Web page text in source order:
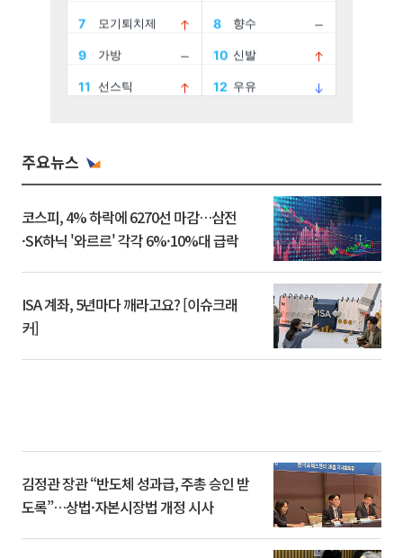
주요뉴스
코스피, 4% 하락에 6270선 마감…삼전
·SK하닉 '와르르' 각각 6%·10%대 급락
ISA 계좌, 5년마다 깨라고요? [이슈크래
커]
김정관 장관 “반도체 성과급, 주총 승인 받
도록”…상법·자본시장법 개정 시사